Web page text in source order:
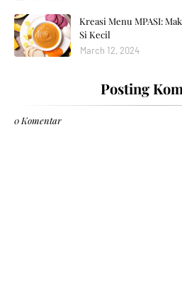
Kreasi Menu MPASI:
Si Kecil
March 12, 2024
Posting
0 Komentar